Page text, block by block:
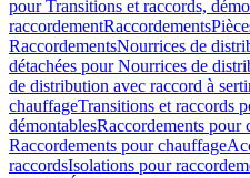
pour Transitions et raccords,
raccordementRaccordements
RaccordementsNourrices de
détachées pour Nourrices de
de distribution avec raccord à
chauffageTransitions et raccords
démontablesRaccordements pour
Raccordements pour chauffage
raccordsIsolations pour